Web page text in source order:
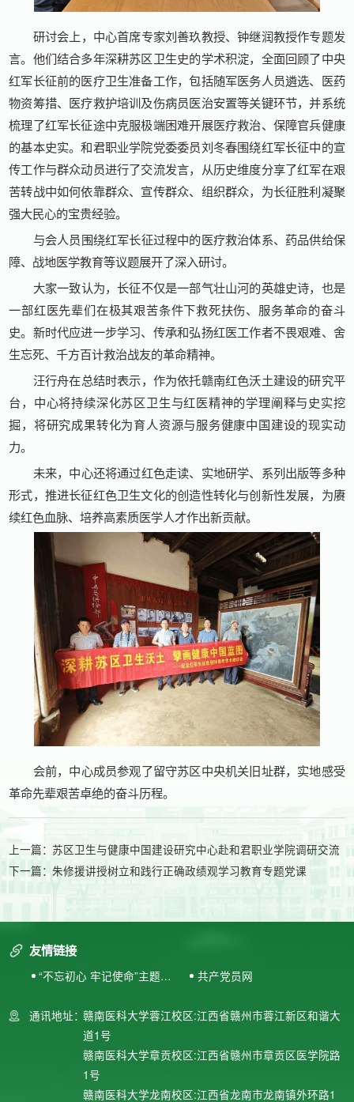
研讨会上，中心首席专家刘善玖教授、钟继润教授作专题发
言。他们结合多年深耕苏区卫生史的学术积淀，全面回顾了中央
红军长征前的医疗卫生准备工作，包括随军医务人员遴选、医药
物资筹措、医疗救护培训及伤病员医治安置等关键环节，并系统
梳理了红军长征途中克服极端困难开展医疗救治、保障官兵健康
的基本史实。和君职业学院党委委员刘冬春围绕红军长征中的宣
传工作与群众动员进行了交流发言，从历史维度分享了红军在艰
苦转战中如何依靠群众、宣传群众、组织群众，为长征胜利凝聚
强大民心的宝贵经验。
与会人员围绕红军长征过程中的医疗救治体系、药品供给保
障、战地医学教育等议题展开了深入研讨。
大家一致认为，长征不仅是一部气壮山河的英雄史诗，也是
一部红医先辈们在极其艰苦条件下救死扶伤、服务革命的奋斗
史。新时代应进一步学习、传承和弘扬红医工作者不畏艰难、舍
生忘死、千方百计救治战友的革命精神。
汪行舟在总结时表示，作为依托赣南红色沃土建设的研究平
台，中心将持续深化苏区卫生与红医精神的学理阐释与史实挖
掘，将研究成果转化为育人资源与服务健康中国建设的现实动
力。
未来，中心还将通过红色走读、实地研学、系列出版等多种
形式，推进长征红色卫生文化的创造性转化与创新性发展，为赓
续红色血脉、培养高素质医学人才作出新贡献。
会前，中心成员参观了留守苏区中央机关旧址群，实地感受
革命先辈艰苦卓绝的奋斗历程。
上一篇：苏区卫生与健康中国建设研究中心赴和君职业学院调研交流
下一篇：朱修援讲授树立和践行正确政绩观学习教育专题党课
友情链接
“不忘初心 牢记使命”主题教
共产党员网
通讯地址：赣南医科大学蓉江校区:江西省赣州市蓉江新区和谐大
道1号
赣南医科大学章贡校区:江西省赣州市章贡区医学院路
1号
赣南医科大学龙南校区:江西省龙南市龙南镇外环路1